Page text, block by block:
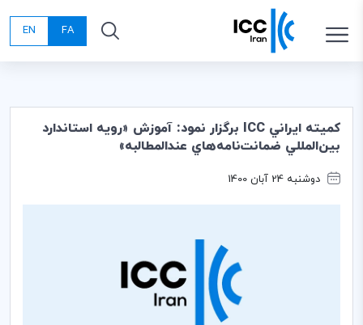
FA
EN
كميته ايراني ICC برگزار نمود: آموزش «رويه استاندارد
بين­‌المللي ضمانت‌نامه‌هاي عندالمطالبه»
دوشنبه 24 آبان 1400